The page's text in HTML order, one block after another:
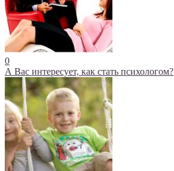
0
А Вас интересует, как стать психологом?